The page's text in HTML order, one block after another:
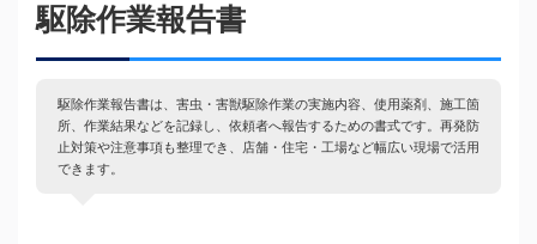
駆除作業報告書
駆除作業報告書は、害虫・害獣駆除作業の実施内容、使用薬剤、施工箇
所、作業結果などを記録し、依頼者へ報告するための書式です。再発防
止対策や注意事項も整理でき、店舗・住宅・工場など幅広い現場で活用
できます。